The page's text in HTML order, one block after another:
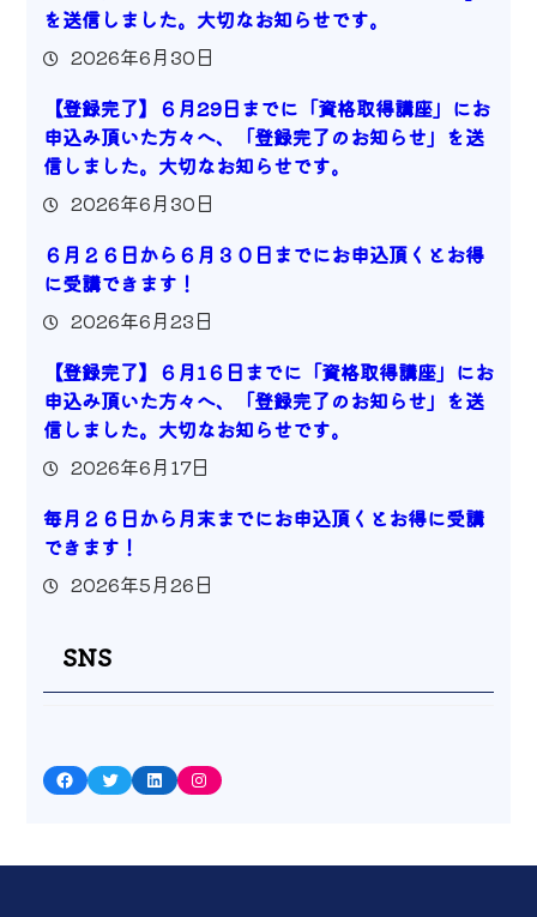
を送信しました。大切なお知らせです。
2026年6月30日
【登録完了】６月29日までに「資格取得講座」にお
申込み頂いた方々へ、「登録完了のお知らせ」を送
信しました。大切なお知らせです。
2026年6月30日
６月２６日から６月３０日までにお申込頂くとお得
に受講できます！
2026年6月23日
【登録完了】６月1６日までに「資格取得講座」にお
申込み頂いた方々へ、「登録完了のお知らせ」を送
信しました。大切なお知らせです。
2026年6月17日
毎月２６日から月末までにお申込頂くとお得に受講
できます！
2026年5月26日
SNS
Facebook Twitter LinkedIn Instagram